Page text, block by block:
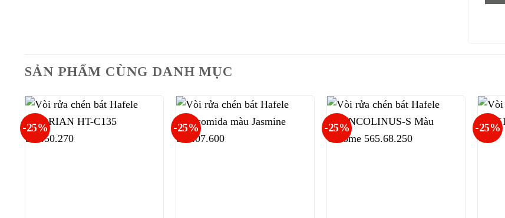
SẢN PHẨM CÙNG DANH MỤC
-25% -25% -25% -25%